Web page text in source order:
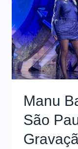
Manu
São